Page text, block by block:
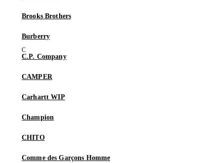
Brooks Brothers
Burberry
C.P. Company
CAMPER
Carhartt WIP
Champion
CHITO
Comme des Garçons Homme